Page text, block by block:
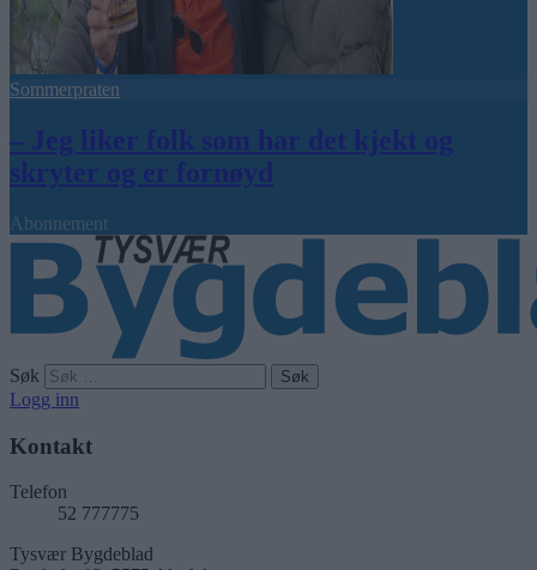
Sommerpraten
– Jeg liker folk som har det kjekt og
skryter og er fornøyd
Abonnement
Søk
Logg inn
Kontakt
Telefon
52 777775
Tysvær Bygdeblad